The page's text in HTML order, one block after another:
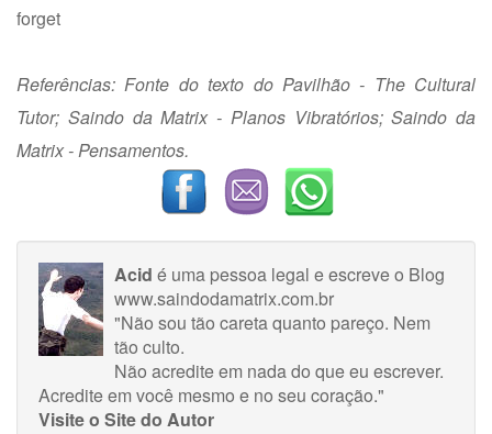
forget
Referências: Fonte do texto do Pavilhão - The Cultural
Tutor; Saindo da Matrix - Planos Vibratórios; Saindo da
Matrix - Pensamentos.
Acid é uma pessoa legal e escreve o Blog
www.saindodamatrix.com.br
"Não sou tão careta quanto pareço. Nem
tão culto.
Não acredite em nada do que eu escrever.
Acredite em você mesmo e no seu coração."
Visite o Site do Autor